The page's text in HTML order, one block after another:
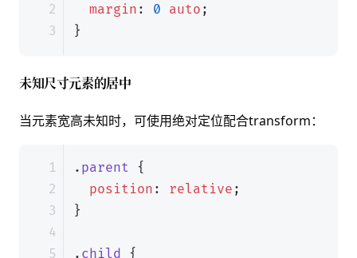
margin : 0 auto ;
}
未知尺寸元素的居中
当元素宽高未知时，可使用绝对定位配合transform：
. parent
{
position : relative ;
}
. child
{